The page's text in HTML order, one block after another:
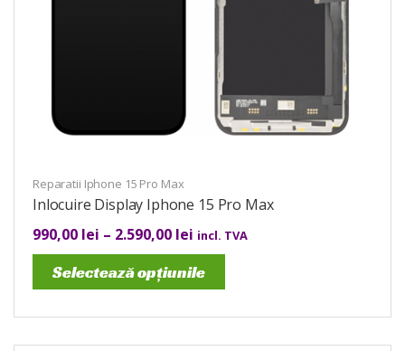
Reparatii Iphone 15 Pro Max
Inlocuire Display Iphone 15 Pro Max
990,00 lei – 2.590,00 lei incl. TVA
Selectează opțiunile